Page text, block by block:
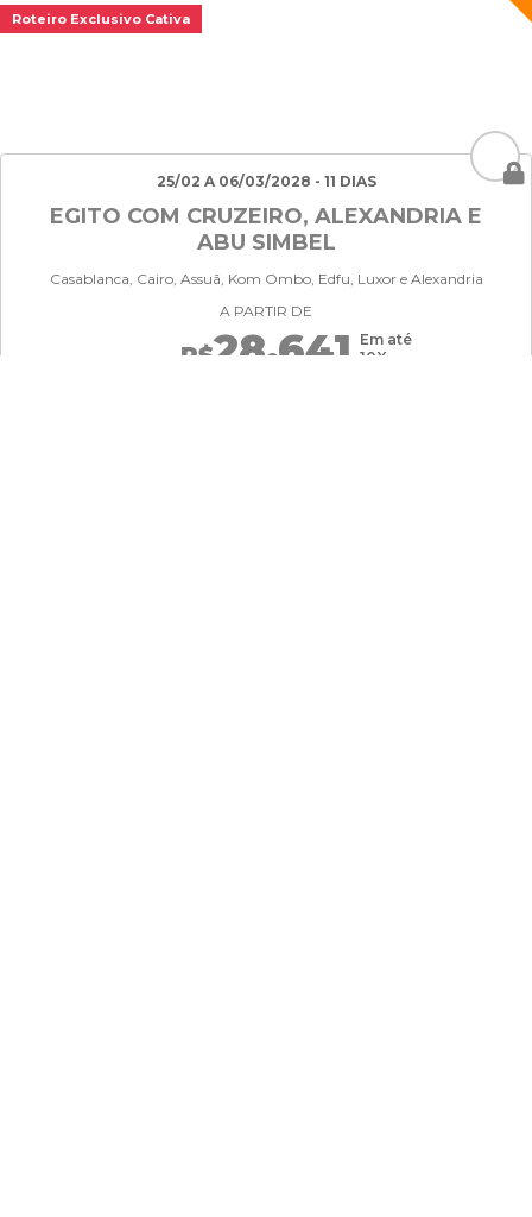
Roteiro Exclusivo Cativa
25/02 A 06/03/2028 - 11 DIAS
EGITO COM CRUZEIRO, ALEXANDRIA E
ABU SIMBEL
Casablanca, Cairo, Assuã, Kom Ombo, Edfu, Luxor e Alexandria
A PARTIR DE
R$28.641
Em até
10X